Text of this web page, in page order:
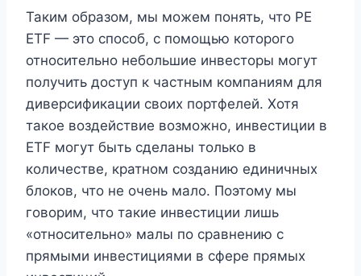
Таким образом, мы можем понять, что PE
ETF — это способ, с помощью которого
относительно небольшие инвесторы могут
получить доступ к частным компаниям для
диверсификации своих портфелей. Хотя
такое воздействие возможно, инвестиции в
ETF могут быть сделаны только в
количестве, кратном созданию единичных
блоков, что не очень мало. Поэтому мы
говорим, что такие инвестиции лишь
«относительно» малы по сравнению с
прямыми инвестициями в сфере прямых